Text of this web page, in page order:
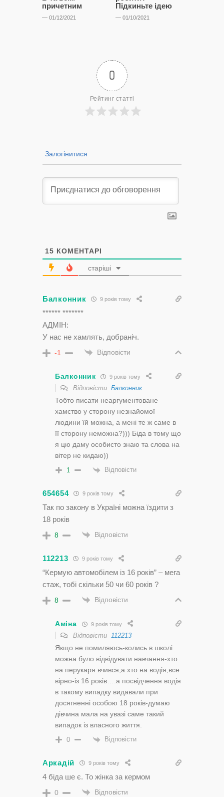
причетним
— 01/12/2021
Підкиньте ідею
— 01/10/2021
0
Рейтинг статті
Залогінитися
15 КОМЕНТАРІ
старіші
Балконник 9 років тому
****** *******
АДМІН:
У нас не хамлять, добраніч.
-1 Відповісти
Балконник 9 років тому
Відповісти Балконник
Тобто писати неаргументоване
хамство у сторону незнайомої
людини їй можна, а мені те ж саме в
її сторону неможна?))) Біда в тому що
я цю даму особисто знаю та слова на
вітер не кидаю))
1 Відповісти
654654 9 років тому
Так по закону в Україні можна їздити з
18 років
8 Відповісти
112213 9 років тому
“Кермую автомобілем із 16 років” – мега
стаж, тобі скільки 50 чи 60 років ?
8 Відповісти
Аміна 9 років тому
Відповісти 112213
Якщо не помиляюсь-колись в школі
можна було відвідувати навчання-хто
на перукаря вчився,а хто на водія,все
вірно-із 16 років….а посвідчення водія
в такому випадку видавали при
досягненні особою 18 років-думаю
дівчина мала на увазі саме такий
випадок із власного життя.
0 Відповісти
Аркадій 9 років тому
4 біда ше є. То жінка за кермом
0 Відповісти